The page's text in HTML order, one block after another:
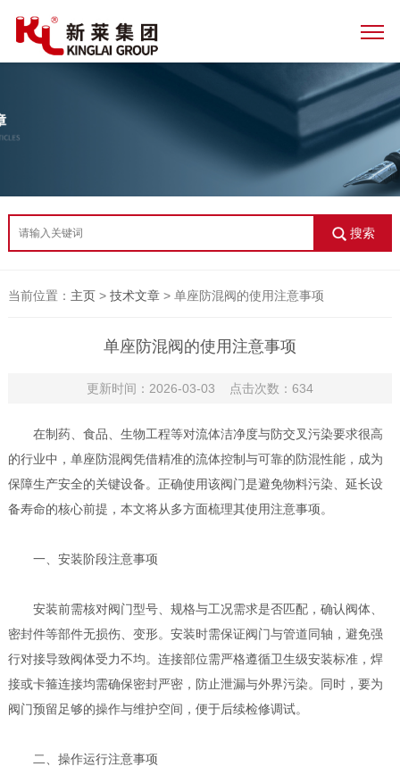
搜索
当前位置： 主页> 技术文章> 单座防混阀的使用注意事项
单座防混阀的使用注意事项
更新时间：2026-03-03 点击次数：634
在制药、食品、生物工程等对流体洁净度与防交叉污染要求很高
的行业中，单座防混阀凭借精准的流体控制与可靠的防混性能，成为
保障生产安全的关键设备。正确使用该阀门是避免物料污染、延长设
备寿命的核心前提，本文将从多方面梳理其使用注意事项。
一、安装阶段注意事项
安装前需核对阀门型号、规格与工况需求是否匹配，确认阀体、
密封件等部件无损伤、变形。安装时需保证阀门与管道同轴，避免强
行对接导致阀体受力不均。连接部位需严格遵循卫生级安装标准，焊
接或卡箍连接均需确保密封严密，防止泄漏与外界污染。同时，要为
阀门预留足够的操作与维护空间，便于后续检修调试。
二 、操作运行注意事项